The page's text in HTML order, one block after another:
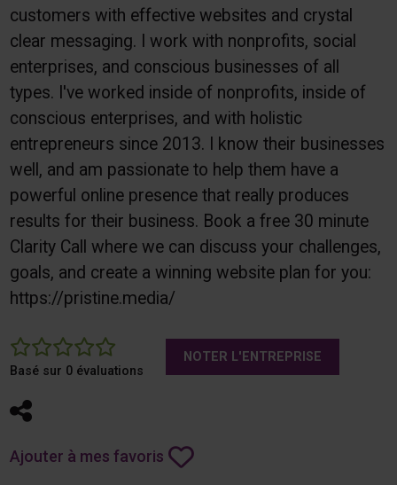
customers with effective websites and crystal
clear messaging. I work with nonprofits, social
enterprises, and conscious businesses of all
types. I've worked inside of nonprofits, inside of
conscious enterprises, and with holistic
entrepreneurs since 2013. I know their businesses
well, and am passionate to help them have a
powerful online presence that really produces
results for their business. Book a free 30 minute
Clarity Call where we can discuss your challenges,
goals, and create a winning website plan for you:
https://pristine.media/
0
Basé sur 0 évaluations
NOTER L'ENTREPRISE
Partager
Ajouter à mes favoris